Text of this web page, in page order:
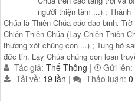
người thiện tâm ...) ; Thánh
Chúa là Thiên Chúa các đạo binh.
Chiên Thiên Chúa (Lạy Chiên Thiên
thương xót chúng con ...) ; Tung hô
đức tin. Lạy Chúa chúng con loan
Tác giả: Thế Thông | Gửi lên:
Tải về: 19 lần | Thảo luận: 0